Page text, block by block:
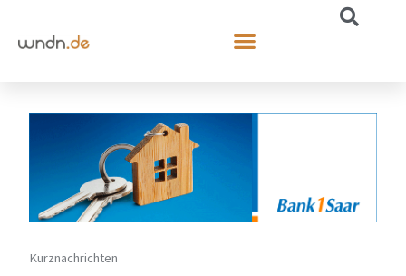
Kurznachrichten